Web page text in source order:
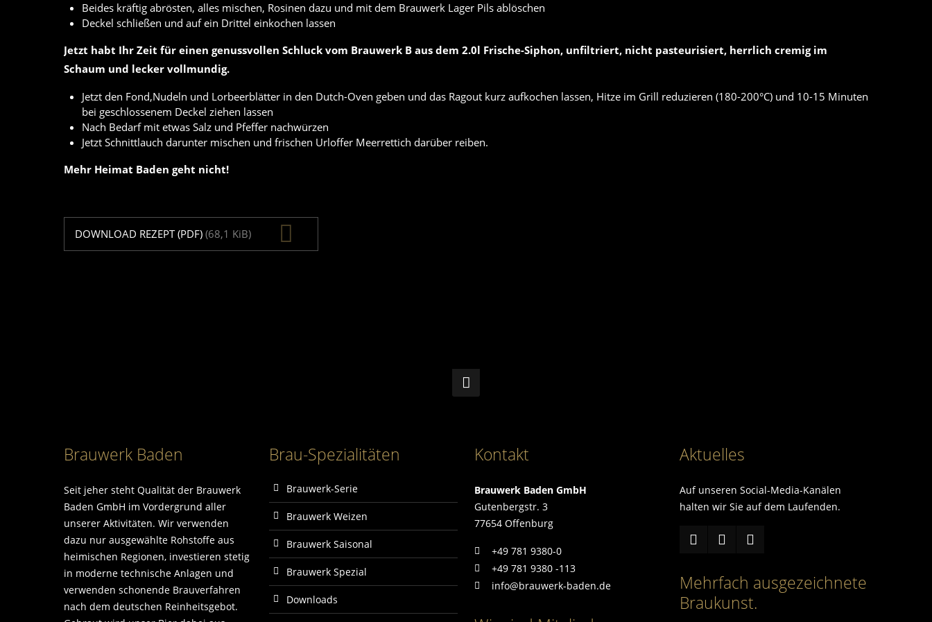
Beides kräftig abrösten, alles mischen, Rosinen dazu und mit dem Brauwerk Lager Pils ablöschen
Deckel schließen und auf ein Drittel einkochen lassen
Jetzt habt Ihr Zeit für einen genussvollen Schluck vom Brauwerk B aus dem 2.0l Frische-Siphon, unfiltriert, nicht pasteurisiert, herrlich cremig im
Schaum und lecker vollmundig.
Jetzt den Fond,Nudeln und Lorbeerblätter in den Dutch-Oven geben und das Ragout kurz aufkochen lassen, Hitze im Grill reduzieren (180-200°C) und 10-15 Minuten
bei geschlossenem Deckel ziehen lassen
Nach Bedarf mit etwas Salz und Pfeffer nachwürzen
Jetzt Schnittlauch darunter mischen und frischen Urloffer Meerrettich darüber reiben.
Mehr Heimat Baden geht nicht!
DOWNLOAD REZEPT (PDF) (68,1 KiB)
Brauwerk Baden
Seit jeher steht Qualität der Brauwerk
Baden GmbH im Vordergrund aller
unserer Aktivitäten. Wir verwenden
dazu nur ausgewählte Rohstoffe aus
heimischen Regionen, investieren stetig
in moderne technische Anlagen und
verwenden schonende Brauverfahren
nach dem deutschen Reinheitsgebot.
Brau-Spezialitäten
Brauwerk-Serie
Brauwerk Weizen
Brauwerk Saisonal
Brauwerk Spezial
Downloads
Kontakt
Brauwerk Baden GmbH
Gutenbergstr. 3
77654 Offenburg
+49 781 9380-0
+49 781 9380 -113
info@brauwerk-baden.de
Aktuelles
Auf unseren Social-Media-Kanälen
halten wir Sie auf dem Laufenden.
Mehrfach ausgezeichnete
Braukunst.